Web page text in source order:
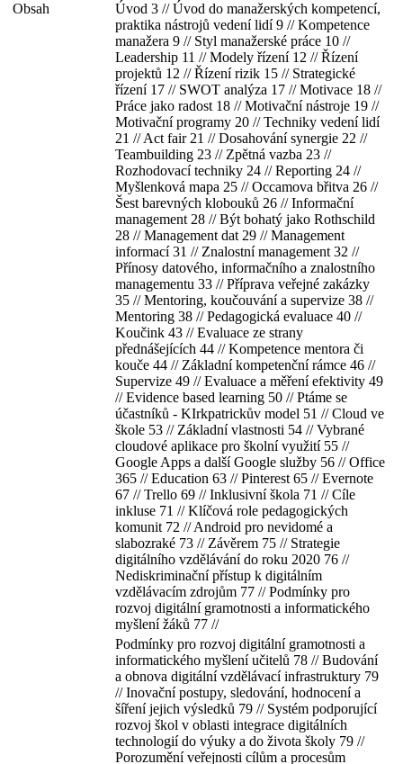
Obsah
Úvod 3 // Úvod do manažerských kompetencí,
praktika nástrojů vedení lidí 9 // Kompetence
manažera 9 // Styl manažerské práce 10 //
Leadership 11 // Modely řízení 12 // Řízení
projektů 12 // Řízení rizik 15 // Strategické
řízení 17 // SWOT analýza 17 // Motivace 18 //
Práce jako radost 18 // Motivační nástroje 19 //
Motivační programy 20 // Techniky vedení lidí
21 // Act fair 21 // Dosahování synergie 22 //
Teambuilding 23 // Zpětná vazba 23 //
Rozhodovací techniky 24 // Reporting 24 //
Myšlenková mapa 25 // Occamova břitva 26 //
Šest barevných klobouků 26 // Informační
management 28 // Být bohatý jako Rothschild
28 // Management dat 29 // Management
informací 31 // Znalostní management 32 //
Přínosy datového, informačního a znalostního
managementu 33 // Příprava veřejné zakázky
35 // Mentoring, koučouvání a supervize 38 //
Mentoring 38 // Pedagogická evaluace 40 //
Koučink 43 // Evaluace ze strany
přednášejících 44 // Kompetence mentora či
kouče 44 // Základní kompetenční rámce 46 //
Supervize 49 // Evaluace a měření efektivity 49
// Evidence based learning 50 // Ptáme se
účastníků - KIrkpatrickův model 51 // Cloud ve
škole 53 // Základní vlastnosti 54 // Vybrané
cloudové aplikace pro školní využití 55 //
Google Apps a další Google služby 56 // Office
365 // Education 63 // Pinterest 65 // Evernote
67 // Trello 69 // Inklusivní škola 71 // Cíle
inkluse 71 // Klíčová role pedagogických
komunit 72 // Android pro nevidomé a
slabozraké 73 // Závěrem 75 // Strategie
digitálního vzdělávání do roku 2020 76 //
Nediskriminační přístup k digitálním
vzdělávacím zdrojům 77 // Podmínky pro
rozvoj digitální gramotnosti a informatického
myšlení žáků 77 //
Podmínky pro rozvoj digitální gramotnosti a
informatického myšlení učitelů 78 // Budování
a obnova digitální vzdělávací infrastruktury 79
// Inovační postupy, sledování, hodnocení a
šíření jejich výsledků 79 // Systém podporující
rozvoj škol v oblasti integrace digitálních
technologií do výuky a do života školy 79 //
Porozumění veřejnosti cílům a procesům